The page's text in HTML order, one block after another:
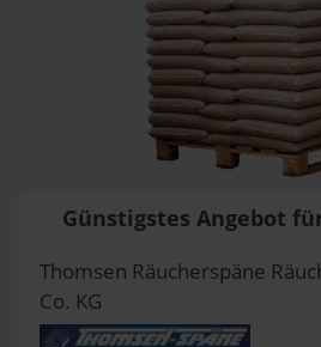
Günstigstes Angebot
Thomsen Räucherspäne
Co. KG